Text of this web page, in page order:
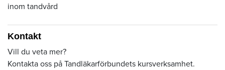
inom tandvård
Kontakt
Vill du veta mer?
Kontakta oss på Tandläkarförbundets kursverksamhet.